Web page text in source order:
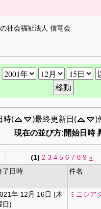
社会福祉法人 信竜会
時( )最終更新日(
)
現在の並び方:開始日時
(1) 2 3 4 5 6 7 8 9 »
了日時 件名
年 12月 16日 (木
日)
ミニシア